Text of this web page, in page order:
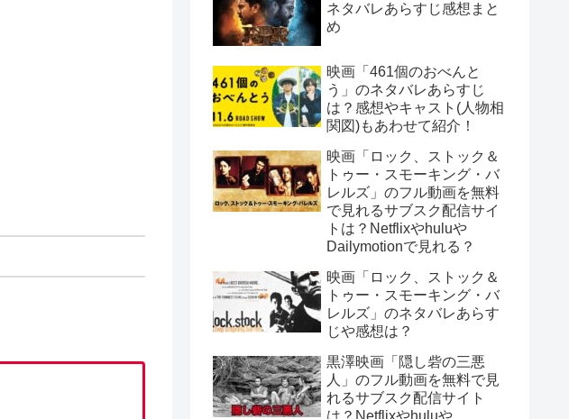
ネタバレあらすじ感想まと
め
映画「461個のおべんと
う」のネタバレあらすじ
は？感想やキャスト(人物相
関図)もあわせて紹介！
映画「ロック、ストック＆
トゥー・スモーキング・バ
レルズ」のフル動画を無料
で見れるサブスク配信サイ
トは？Netflixやhuluや
Dailymotionで見れる？
映画「ロック、ストック＆
トゥー・スモーキング・バ
レルズ」のネタバレあらす
じや感想は？
黒澤映画「隠し砦の三悪
人」のフル動画を無料で見
れるサブスク配信サイト